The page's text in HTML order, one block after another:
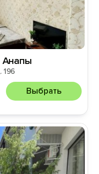
Анапы
196
Выбрать